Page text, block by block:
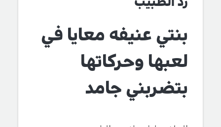
بنتي عنيفه معايا في
لعبها وحركاتها
بتضربني جامد